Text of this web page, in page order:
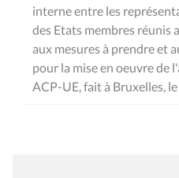
interne entre les
des Etats membres réunis
aux mesures à prendre et
pour la mise en oeuvre de
ACP-UE, fait à Bruxelles,